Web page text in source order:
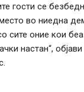
гости се
во ниедна
сите оние кои
настан“,